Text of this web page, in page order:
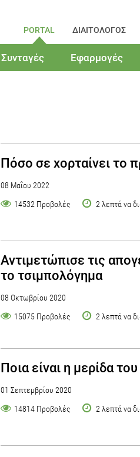
PORTAL ΔΙΑΙΤΟΛΟΓΟΣ
Συνταγές Εφαρμογές
Πόσο σε χορταίνει το
08 Μαΐου 2022
14532 Προβολές
2 λεπτά να
Αντιμετώπισε τις
το τσιμπολόγημα
08 Οκτωβρίου 2020
15075 Προβολές
2 λεπτά να
Ποια είναι η μερίδα
01 Σεπτεμβρίου 2020
14814 Προβολές
2 λεπτά να